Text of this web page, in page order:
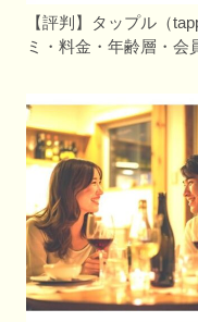
【評判】タップル（
ミ・料金・年齢層・会